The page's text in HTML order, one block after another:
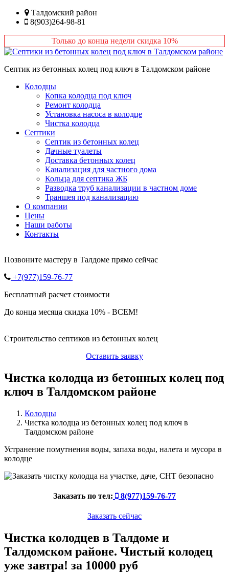
ПерейтиТалдомский район
8(903)264-98-81
Только до конца недели скидка 10%
Септик из бетонных колец под ключ в Талдомском районе
Колодцы
Копка колодца под ключ
Ремонт колодца
Установка насоса в колодце
Чистка колодца
Септики
Септик из бетонных колец
Дачные туалеты
Доставка бетонных колец
Канализация для частного дома
Кольца для септика ЖБ
Разводка труб канализации в частном доме
Траншея под канализацию
О компании
Цены
Наши работы
Контакты
Позвоните мастеру в Талдоме прямо сейчас
+7(977)159-76-77
Бесплатный расчет стоимости
До конца месяца скидка 10% - ВСЕМ!
Строительство септиков из бетонных колец
Оставить заявку
Чистка колодца из бетонных колец под
ключ в Талдомском районе
Колодцы
Чистка колодца из бетонных колец под ключ в
Талдомском районе
Устранение помутнения воды, запаха воды, налета и мусора в
колодце
Заказать по тел: 8(977)159-76-77
Заказать сейчас
Чистка колодцев в Талдоме и
Талдомском районе. Чистый колодец
уже завтра! за 10000 руб